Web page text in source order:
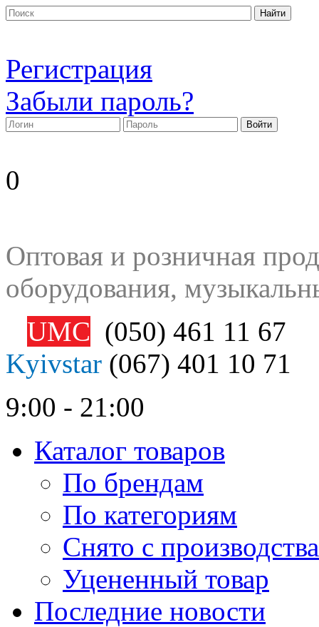
Регистрация
Забыли пароль?
0
Оптовая и розничная
оборудования,
UMC (050) 461 11 67
Kyivstar (067) 401 10 71
9:00 - 21:00
Каталог товаров
По брендам
По категориям
Снято с производства
Уцененный товар
Последние новости